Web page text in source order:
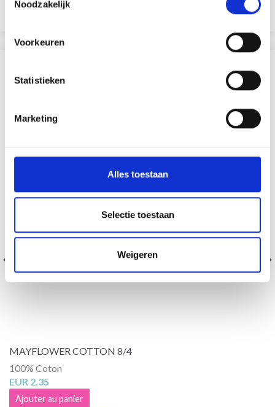
Noodzakelijk
Voorkeuren
Statistieken
Marketing
Alles toestaan
Selectie toestaan
Weigeren
Voir toutes les options Voir toutes les options
MAYFLOWER COTTON 8/4
100% Coton
EUR 2.35
Ajouter au panier
Wil je liever nieuws ontvangen over onze
Nederlands?